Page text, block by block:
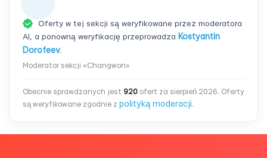
Oferty w tej sekcji są weryfikowane przez moderatora
AI, a ponowną weryfikację przeprowadza Kostyantin
Dorofeev.
Moderator sekcji «Changwon»
Obecnie sprawdzanych jest 920 ofert za sierpień 2026. Oferty
są weryfikowane zgodnie z polityką moderacji.